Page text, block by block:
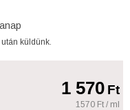
küldünk.
1 570Ft
1570 Ft / ml